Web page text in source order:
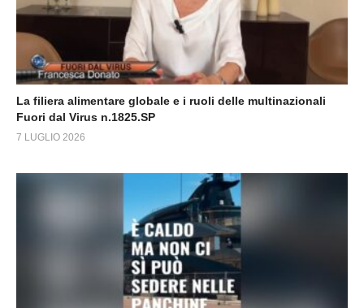
La filiera alimentare globale e i ruoli delle multinazionali
Fuori dal Virus n.1825.SP
7 LUGLIO 2026